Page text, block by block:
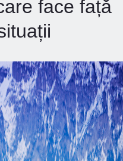
face față